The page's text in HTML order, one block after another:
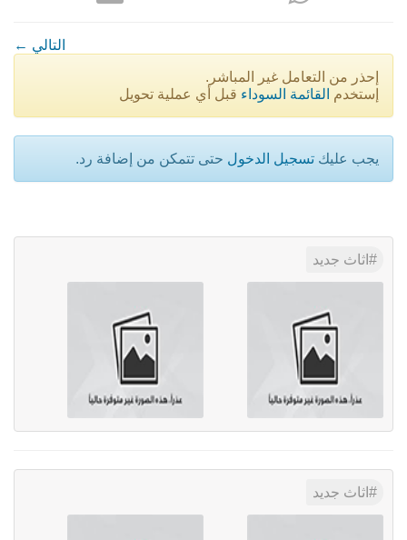
← التالي
إحذر من التعامل غير المباشر.
إستخدم القائمة السوداء قبل أي عملية تحويل
يجب عليك تسجيل الدخول حتى تتمكن من إضافة رد.
اثاث جديد
اثاث جديد